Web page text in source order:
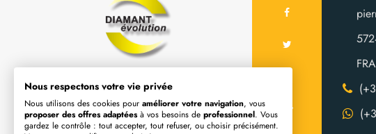
Une large gamme d'outils diamants :
disque diamant, couronne de
carottage, plateau a poncer et de
Nous respectons votre vie privée
Nous utilisons des cookies pour améliorer votre navigation, vous
proposer des offres adaptéesà vos besoins de professionnel. Vous
gardez le contrôle : tout accepter, tout refuser, ou choisir précisément.